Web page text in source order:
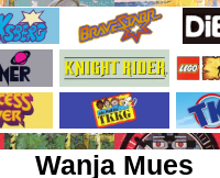
Wanja Mues